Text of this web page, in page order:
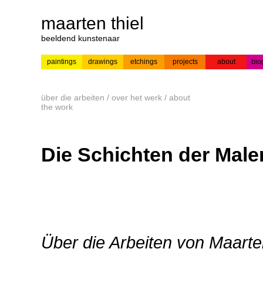
maarten thiel
beeldend kunstenaar
paintings drawings etchings projects about
über die arbeiten / over het werk / about
the work
Die Schichten der
Über die Arbeiten von